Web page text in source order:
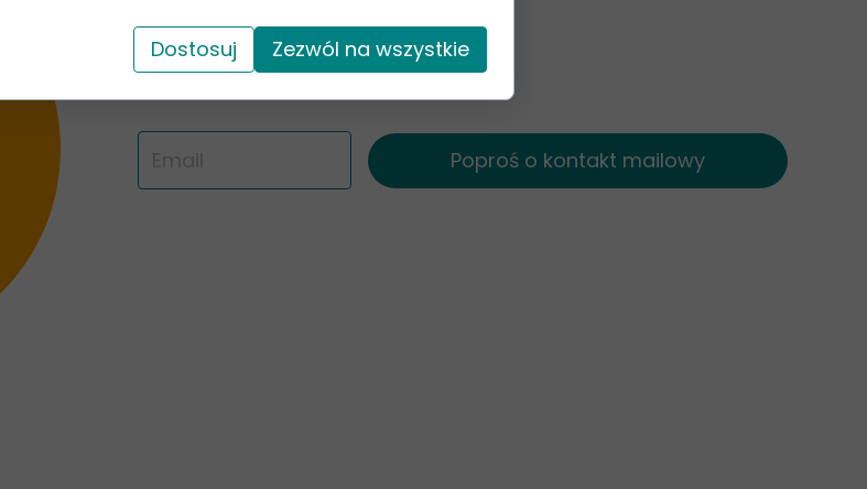
Poproś o kontakt mailowy
Dostosuj Zezwól na wszystkie